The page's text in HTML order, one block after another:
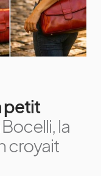
petit
la
croyait